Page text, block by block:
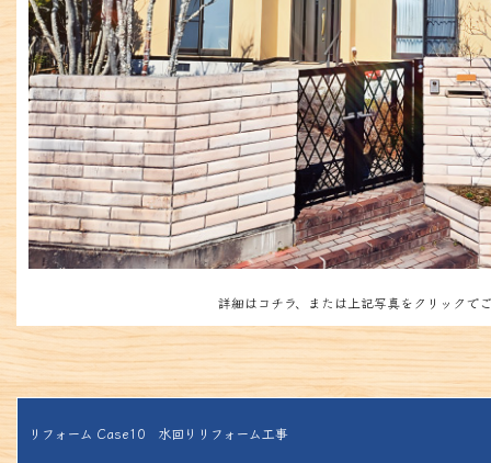
詳細はコチラ、または上記写真をクリックで
リフォーム Case10 水回りリフォーム工事